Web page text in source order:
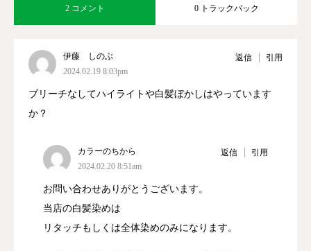
2 コメント 0 トラックバック
伊藤 しのぶ
2024.02.19 8:03pm
返信 引用
ブリーチなしてハイライトや白髪ぼかしはやっています
か？
カラーのちから
2024.02.20 8:51am
返信 引用
お問い合わせありがとうございます。
当店の白髪染めは
リタッチもしくは全体染めのみになります。